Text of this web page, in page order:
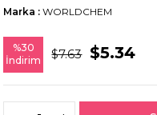
Marka : WORLDCHEM
%30
İndirim
$7.63 $5.34